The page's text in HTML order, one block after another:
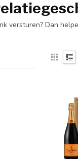
versturen? Dan